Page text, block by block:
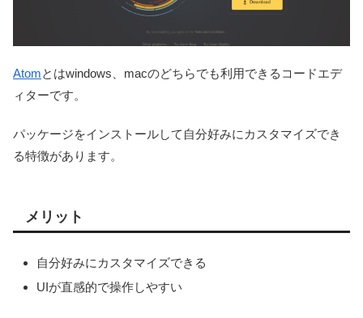
Atomとはwindows、macのどちらでも利用できるコードエデ
ィターです。
パッケージをインストールして自分好みにカスタマイズでき
る特徴があります。
メリット
自分好みにカスタマイズできる
UIが直感的で操作しやすい